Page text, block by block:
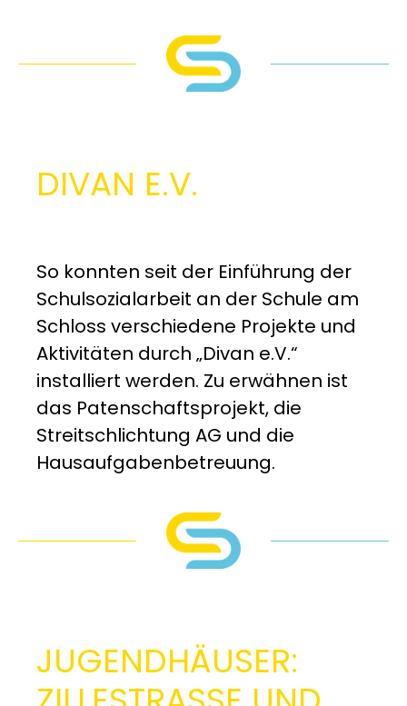
So konnten seit der Einführung der
Schulsozialarbeit an der Schule am
Schloss verschiedene Projekte und
Aktivitäten durch „Divan e.V.“
installiert werden. Zu erwähnen ist
das Patenschaftsprojekt, die
Streitschlichtung AG und die
Hausaufgabenbetreuung.
DIVAN E.V.
JUGENDHÄUSER: